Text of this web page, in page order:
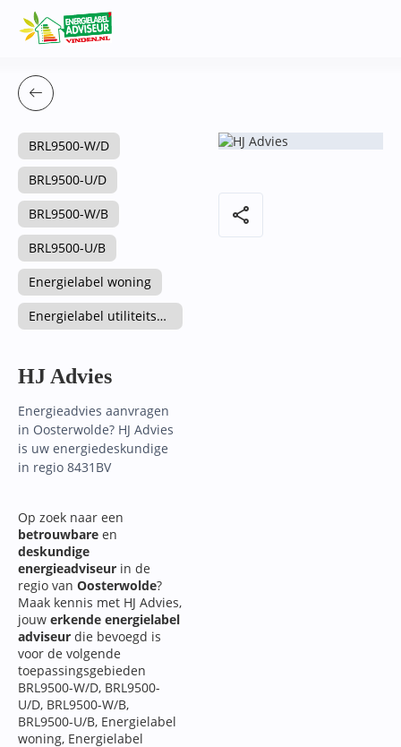
share
BRL9500-W/D
BRL9500-U/D
BRL9500-W/B
BRL9500-U/B
Energielabel woning
Energielabel utiliteitsgebouw
HJ Advies
Energieadvies aanvragen
in Oosterwolde? HJ Advies
is uw energiedeskundige
in regio 8431BV
Op zoek naar een
betrouwbare en
deskundige
energieadviseur in de
regio van Oosterwolde?
Maak kennis met HJ Advies,
jouw erkende energielabel
adviseur die bevoegd is
voor de volgende
toepassingsgebieden
BRL9500-W/D, BRL9500-
U/D, BRL9500-W/B,
BRL9500-U/B, Energielabel
woning, Energielabel